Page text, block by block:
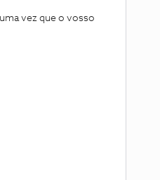
vez que o vosso